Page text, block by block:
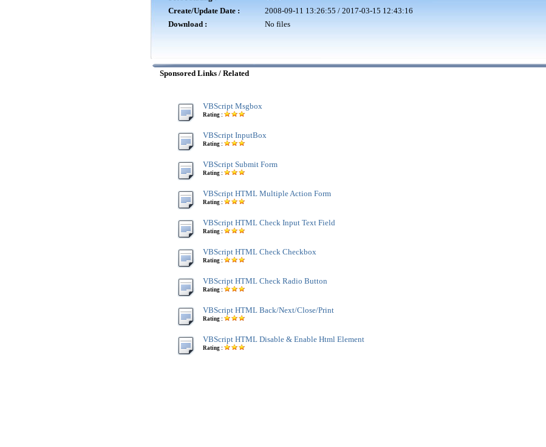
Create/Update Date :
2008-09-11 13:26:55 / 2017-03-15 12:43:16
Download :
No files
Sponsored Links / Related
VBScript Msgbox
Rating :
VBScript InputBox
Rating :
VBScript Submit Form
Rating :
VBScript HTML Multiple Action Form
Rating :
VBScript HTML Check Input Text Field
Rating :
VBScript HTML Check Checkbox
Rating :
VBScript HTML Check Radio Button
Rating :
VBScript HTML Back/Next/Close/Print
Rating :
VBScript HTML Disable & Enable Html Element
Rating :